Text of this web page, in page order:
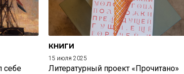
себе
КНИГИ
15 июля 2025
Литературный проект «Прочитано»